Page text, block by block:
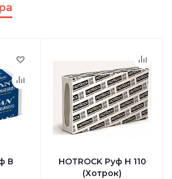
В
HOTROCK Руф Н 110
(Хотрок)